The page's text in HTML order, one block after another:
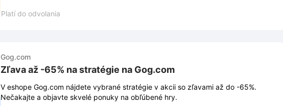
Platí do odvolania
Gog.com
Zľava až -65% na stratégie na Gog.com
V eshope Gog.com nájdete vybrané stratégie v akcii so zľavami až do -65%.
Nečakajte a objavte skvelé ponuky na obľúbené hry.